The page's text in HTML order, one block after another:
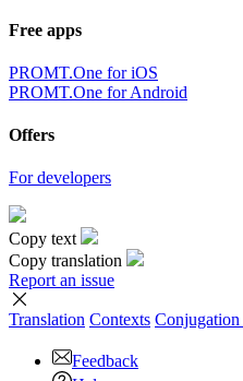
Free apps
PROMT.One for iOS
PROMT.One for Android
Offers
For developers
Copy text
Copy translation
Report an issue
Translation Contexts Conjugation
Feedback